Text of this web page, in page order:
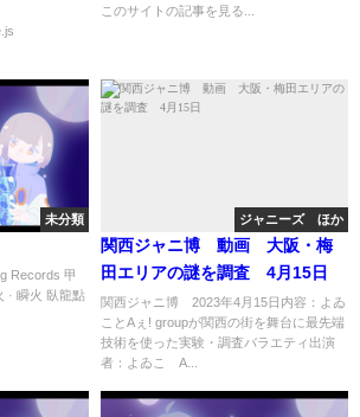
このサイトの記事を見る...
未分類
Records 甲
· 瞬火 臥龍點
ジャニーズ ほか
関西ジャニ博 動画 大阪・梅
田エリアの謎を調査 4月15日
関西ジャニ博 2023年4月15日内容：よゐ
ことAぇ! groupが関西の街を舞台に最先端
技術を使った実験・調査バラエティ出演
者：よゐこ A...